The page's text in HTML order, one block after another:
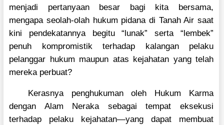
menjadi pertanyaan besar bagi kita bersama,
mengapa seolah-olah hukum pidana di Tanah Air saat
kini pendekatannya begitu “lunak” serta “lembek”
penuh kompromistik terhadap kalangan pelaku
pelanggar hukum maupun atas kejahatan yang telah
mereka perbuat?
Kerasnya penghukuman oleh Hukum Karma
dengan Alam Neraka sebagai tempat eksekusi
terhadap pelaku kejahatan—yang dapat membuat